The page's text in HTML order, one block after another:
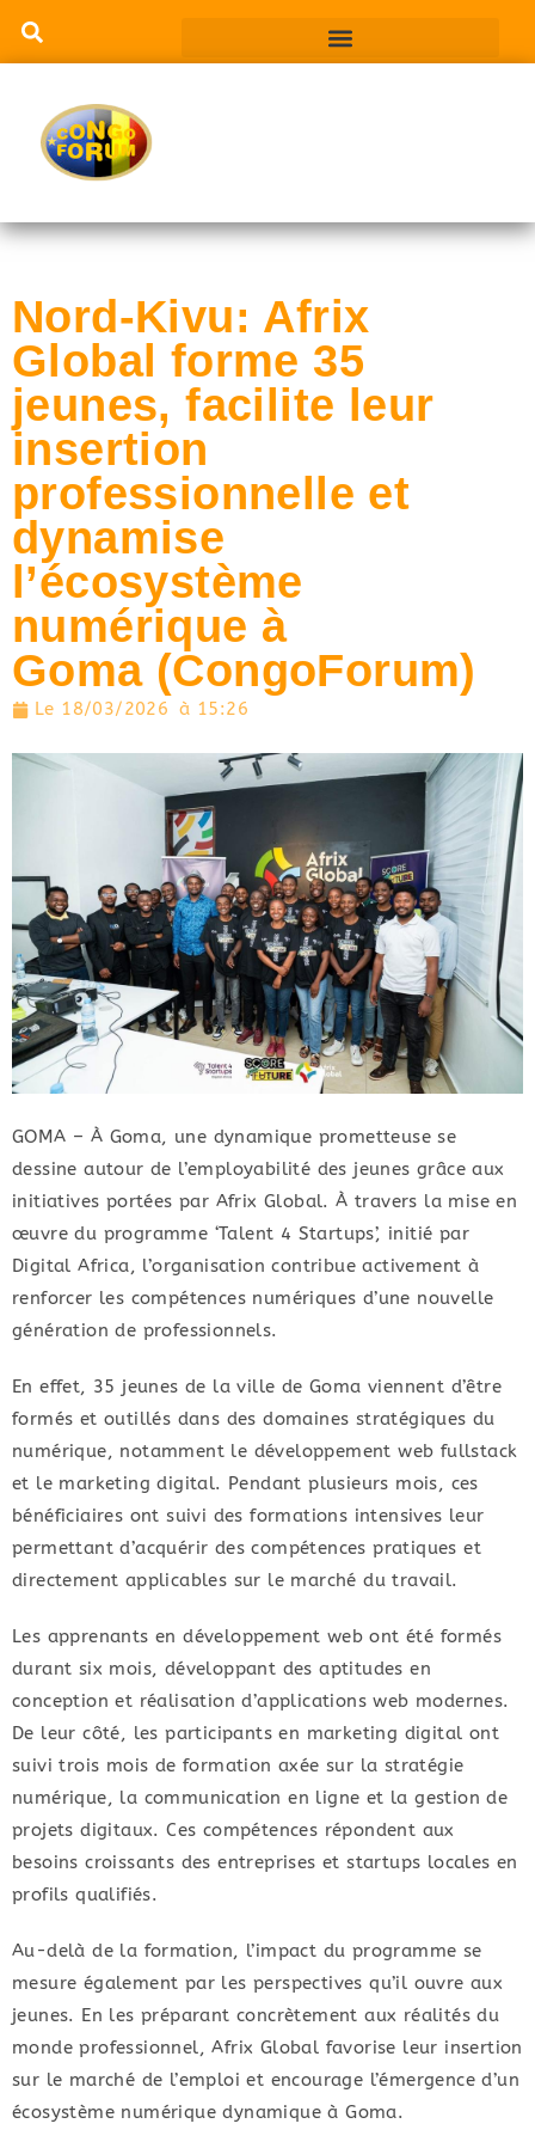
Nord-Kivu: Afrix
Global forme 35
jeunes, facilite leur
insertion
professionnelle et
dynamise
l’écosystème
numérique à
Goma (CongoForum)
Le 18/03/2026 à 15:26
GOMA – À Goma, une dynamique prometteuse se
dessine autour de l’employabilité des jeunes grâce aux
initiatives portées par Afrix Global. À travers la mise en
œuvre du programme ‘Talent 4 Startups’, initié par
Digital Africa, l’organisation contribue activement à
renforcer les compétences numériques d’une nouvelle
génération de professionnels.
En effet, 35 jeunes de la ville de Goma viennent d’être
formés et outillés dans des domaines stratégiques du
numérique, notamment le développement web fullstack
et le marketing digital. Pendant plusieurs mois, ces
bénéficiaires ont suivi des formations intensives leur
permettant d’acquérir des compétences pratiques et
directement applicables sur le marché du travail.
Les apprenants en développement web ont été formés
durant six mois, développant des aptitudes en
conception et réalisation d’applications web modernes.
De leur côté, les participants en marketing digital ont
suivi trois mois de formation axée sur la stratégie
numérique, la communication en ligne et la gestion de
projets digitaux. Ces compétences répondent aux
besoins croissants des entreprises et startups locales en
profils qualifiés.
Au-delà de la formation, l’impact du programme se
mesure également par les perspectives qu’il ouvre aux
jeunes. En les préparant concrètement aux réalités du
monde professionnel, Afrix Global favorise leur insertion
sur le marché de l’emploi et encourage l’émergence d’un
écosystème numérique dynamique à Goma.